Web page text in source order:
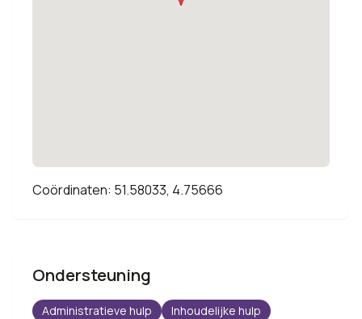
Coördinaten: 51.58033, 4.75666
Ondersteuning
Administratieve hulp
Inhoudelijke hulp